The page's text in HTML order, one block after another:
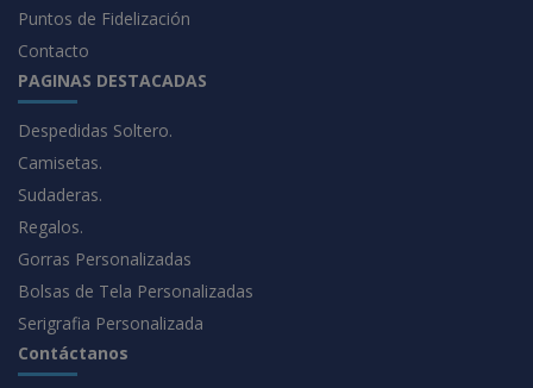
Puntos de Fidelización
Contacto
PAGINAS DESTACADAS
Despedidas Soltero.
Camisetas.
Sudaderas.
Regalos.
Gorras Personalizadas
Bolsas de Tela Personalizadas
Serigrafia Personalizada
Contáctanos